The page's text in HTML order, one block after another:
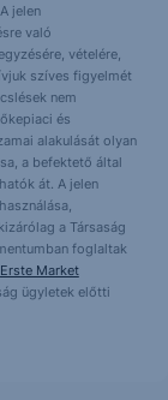
jelen
való
vételére,
szíves figyelmét
nem
és
alakulását olyan
a befektető által
át. A jelen
a Társaság
foglaltak
Erste Market
ügyletek előtti